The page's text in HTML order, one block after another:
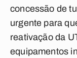
concessão de
urgente para
reativação da
equipamentos